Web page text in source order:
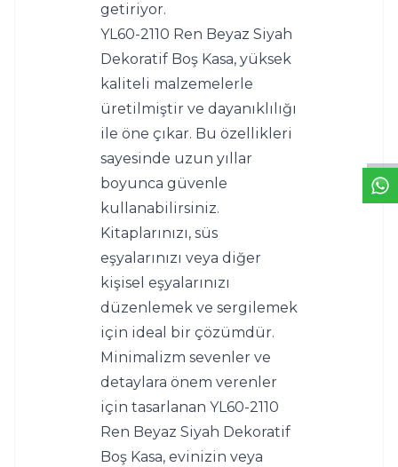
getiriyor.
YL60-2110 Ren Beyaz Siyah
Dekoratif Boş Kasa, yüksek
kaliteli malzemelerle
üretilmiştir ve dayanıklılığı
ile öne çıkar. Bu özellikleri
sayesinde uzun yıllar
boyunca güvenle
kullanabilirsiniz.
Kitaplarınızı, süs
eşyalarınızı veya diğer
kişisel eşyalarınızı
düzenlemek ve sergilemek
için ideal bir çözümdür.
Minimalizm sevenler ve
detaylara önem verenler
için tasarlanan YL60-2110
Ren Beyaz Siyah Dekoratif
Boş Kasa, evinizin veya